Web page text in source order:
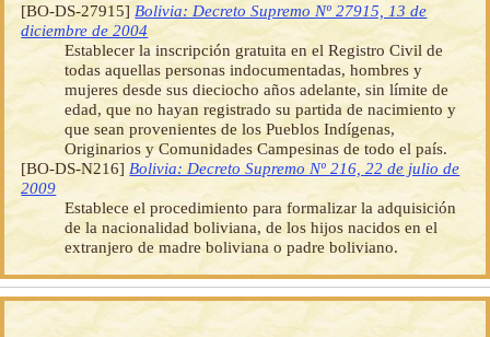
[BO-DS-27915] Bolivia: Decreto Supremo Nº 27915, 13 de
diciembre de 2004
Establecer la inscripción gratuita en el Registro Civil de
todas aquellas personas indocumentadas, hombres y
mujeres desde sus dieciocho años adelante, sin límite de
edad, que no hayan registrado su partida de nacimiento y
que sean provenientes de los Pueblos Indígenas,
Originarios y Comunidades Campesinas de todo el país.
[BO-DS-N216] Bolivia: Decreto Supremo Nº 216, 22 de julio de
2009
Establece el procedimiento para formalizar la adquisición
de la nacionalidad boliviana, de los hijos nacidos en el
extranjero de madre boliviana o padre boliviano.